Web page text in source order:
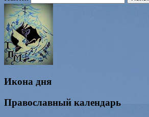
Икона дня
Православный календарь